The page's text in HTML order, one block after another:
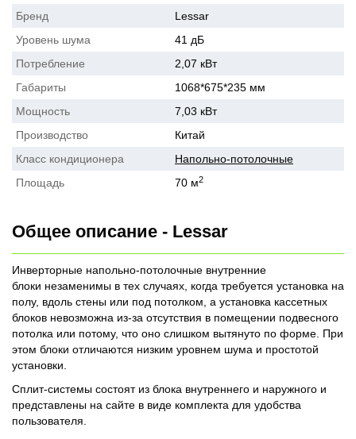
Бренд
Lessar
Уровень шума
41 дБ
Потребление
2,07 кВт
Габариты
1068*675*235 мм
Мощность
7,03 кВт
Производство
Китай
Класс кондиционера
Напольно-потолочные
Площадь
70 м2
Общее описание - Lessar
Инверторные напольно-потолочные внутренние
блоки незаменимы в тех случаях, когда требуется установка на
полу, вдоль стены или под потолком, а установка кассетных
блоков невозможна из-за отсутствия в помещении подвесного
потолка или потому, что оно слишком вытянуто по форме. При
этом блоки отличаются низким уровнем шума и простотой
установки.
Сплит-системы состоят из блока внутреннего и наружного и
представлены на сайте в виде комплекта для удобства
пользователя.